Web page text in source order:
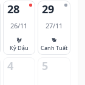
28
26/11
🐓
Kỷ Dậu
29
27/11
🐕
Canh Tuất
4 5